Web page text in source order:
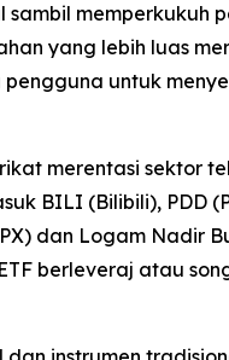
memperkukuh
yang lebih luas
untuk
merentasi sektor
BILI (Bilibili), PDD
dan Logam Nadir
berleveraj atau